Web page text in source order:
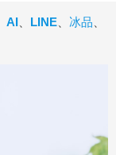
AI LINE 冰品